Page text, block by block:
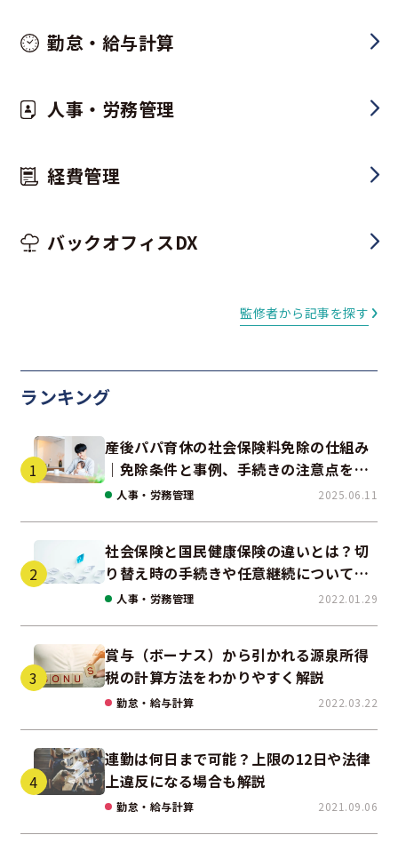
勤怠・給与計算
人事・労務管理
経費管理
バックオフィスDX
監修者から記事を探す
ランキング
産後パパ育休の社会保険料免除の仕組み
｜免除条件と事例、手続きの注意点を解
説人事・労務管理 2025.06.11
社会保険と国民健康保険の違いとは？切
り替え時の手続きや任意継続について解
説！
人事・労務管理 2022.01.29
賞与（ボーナス）から引かれる源泉所得
税の計算方法をわかりやすく解説
勤怠・給与計算 2022.03.22
連勤は何日まで可能？上限の12日や法律
上違反になる場合も解説
勤怠・給与計算 2021.09.06